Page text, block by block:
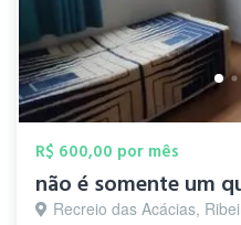
R$ 600,00 por mês
Recreio das Acácias,